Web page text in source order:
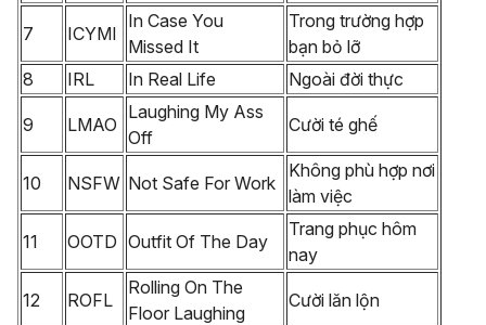
7 ICYMI
In Case You
Missed It
Trong trường hợp
bạn bỏ lỡ
8
IRL In Real Life Ngoài đời thực
9 LMAO
Laughing My Ass
Off
Cười té ghế
10 NSFW Not Safe For Work
Không phù hợp nơi
làm việc
11 OOTD Outfit Of The Day
Trang phục hôm
nay
12 ROFL
Rolling On The
Floor Laughing
Cười lăn lộn